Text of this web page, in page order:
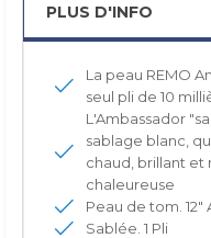
PLUS D'INFO
La peau REMO
seul pli de 10
L'Ambassador
sablage blanc,
chaud, brillant et
chaleureuse
Peau de tom. 12"
Sablée. 1 Pli